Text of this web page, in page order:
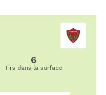
6
Tirs dans la surface